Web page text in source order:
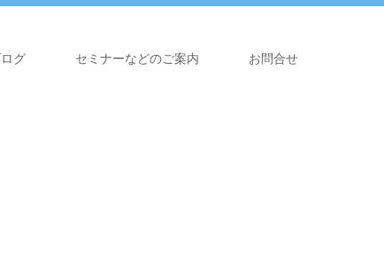
グ セミナーなどのご案内 お問合せ